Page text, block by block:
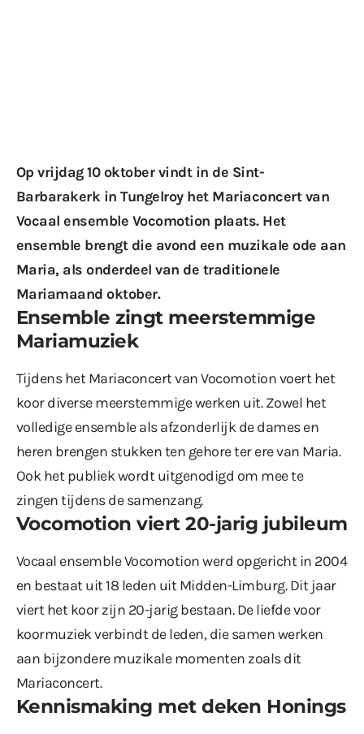
Op vrijdag 10 oktober vindt in de Sint-
Barbarakerk in Tungelroy het Mariaconcert van
Vocaal ensemble Vocomotion plaats. Het
ensemble brengt die avond een muzikale ode aan
Maria, als onderdeel van de traditionele
Mariamaand oktober.
Ensemble zingt meerstemmige
Mariamuziek
Tijdens het Mariaconcert van Vocomotion voert het
koor diverse meerstemmige werken uit. Zowel het
volledige ensemble als afzonderlijk de dames en
heren brengen stukken ten gehore ter ere van Maria.
Ook het publiek wordt uitgenodigd om mee te
zingen tijdens de samenzang.
Vocomotion viert 20-jarig jubileum
Vocaal ensemble Vocomotion werd opgericht in 2004
en bestaat uit 18 leden uit Midden-Limburg. Dit jaar
viert het koor zijn 20-jarig bestaan. De liefde voor
koormuziek verbindt de leden, die samen werken
aan bijzondere muzikale momenten zoals dit
Mariaconcert.
Kennismaking met deken Honings